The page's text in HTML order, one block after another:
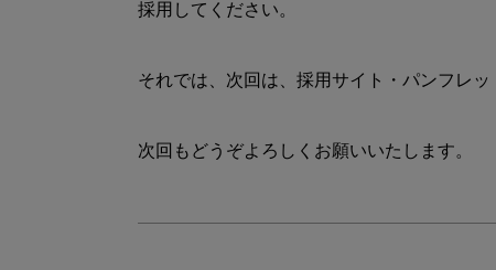
採用してください。
それでは、次回は、採用サイト・パンフレ